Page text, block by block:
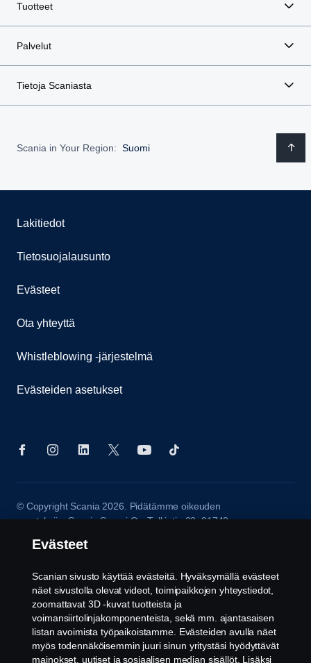
Tuotteet
Palvelut
Tietoja Scaniasta
Scania in Your Region: Suomi
Lakitiedot
Tietosuojalausunto
Evästeet
Ota yhteyttä
Whistleblowing -järjestelmä
Evästeiden asetukset
© Copyright Scania 2026. Pidätämme oikeuden
muutoksiin. Scania Suomi Oy, Tulkintie 23, 01740
Evästeet
Scanian sivusto käyttää evästeitä. Hyväksymällä evästeet
näet sivustolla olevat videot, toimipaikkojen yhteystiedot,
zoomattavat 3D -kuvat tuotteista ja
voimansiirtolinjakomponenteista, sekä mm. ajantasaisen
listan avoimista työpaikoistamme. Evästeiden avulla näet
myös todennäköisemmin juuri sinun yritystäsi hyödyttävät
mainokset, uutiset ja sosiaalisen median sisällöt. Lisäksi